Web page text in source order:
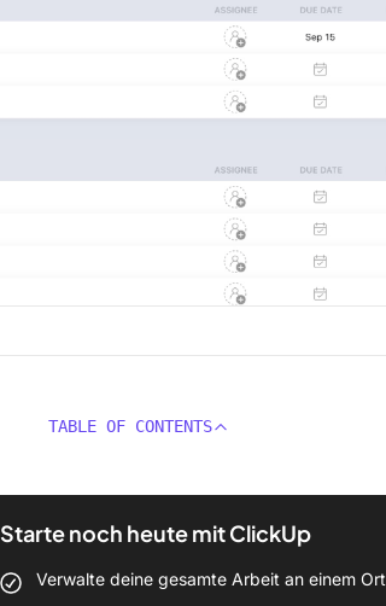
TABLE OF CONTENTS
Starte noch heute mit ClickUp
Verwalte deine gesamte Arbeit an einem Ort